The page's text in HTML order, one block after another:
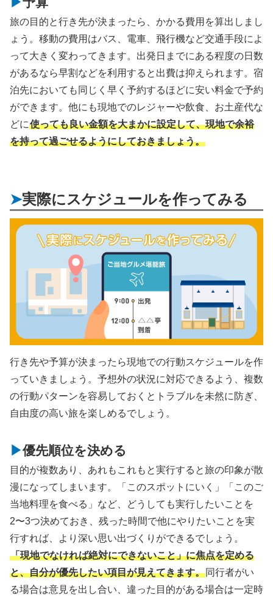
旅の目的と行き先が決まったら、かかる費用を算出しまし
ょう。移動の費用はバス、電車、飛行機など交通手段によ
って大きく変わってきます。出発日までにある程度の日数
があるなら早割などを利用すると出費は抑えられます。宿
泊先においても同じく早く予約するほどに安い料金で予約
ができます。他にも現地でのレジャーや飲食、お土産代な
どに使っても良い金額を大まかに設定して、現地で余裕
を持って過ごせるようにしておきましょう。
実際にスケジュールを作ってみる
行き先や予算が決まったら現地での行動スケジュールを作
っていきましょう。予想外の状況に対応できるよう、複数
の行動パターンを容易しておくとトラブルを未然に防ぎ、
自由度の高い旅を楽しめるでしょう。
優先順位を決める
目的が複数あり、あれもこれもと実行すると旅の印象が散
漫になってしまいます。「このスポットにいく」「このご
当地料理を食べる」など、どうしても実行したいことを
2〜3つ決めておき、残った時間で他にやりたいことを実
行すれば、より深い思い出づくりができるでしょう。
「現地でなければ絶対にできないこと」に焦点を定める
と、自分が優先したい項目が見えてきます。同行者がい
る場合は意見を出し合い、違った目的がある場合は一定時